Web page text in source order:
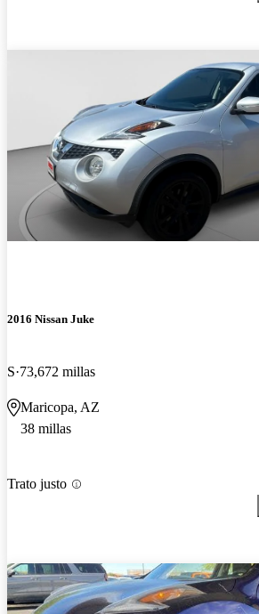
2016 Nissan Juke
S 73,672 millas
Maricopa, AZ
38 millas
Trato justo